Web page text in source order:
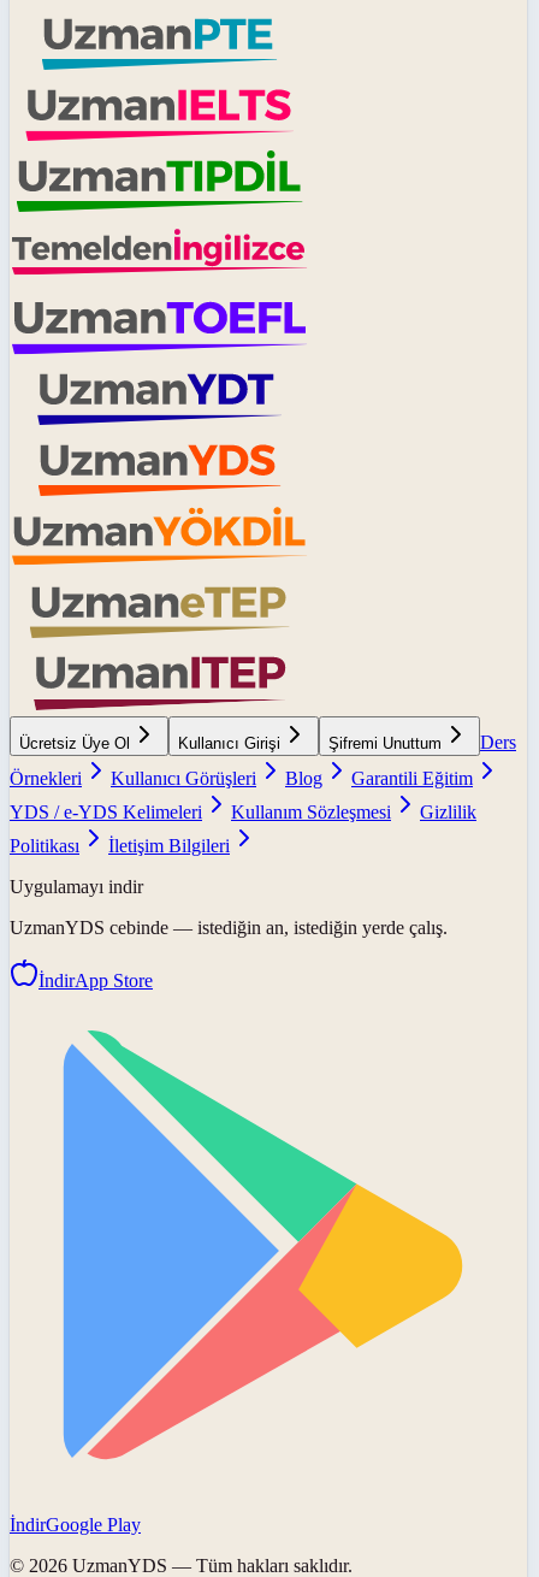
Ücretsiz Üye Ol Kullanıcı Girişi Şifremi Unuttum
Ders
Örnekleri
Kullanıcı Görüşleri Blog
Garantili Eğitim
YDS / e-YDS Kelimeleri
Kullanım Sözleşmesi
Gizlilik
Politikası
İletişim Bilgileri
Uygulamayı indir
UzmanYDS cebinde — istediğin an, istediğin yerde çalış.
İndirApp Store
İndirGoogle Play
© 2026 UzmanYDS — Tüm hakları saklıdır.